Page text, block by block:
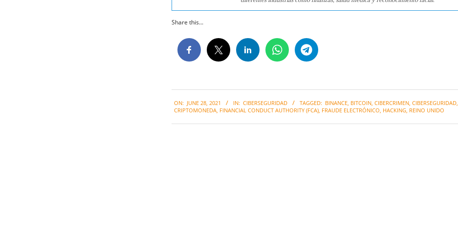
Share this...
06-
ON: JUNE 28, 2021 IN: CIBERSEGURIDAD TAGGED: BINANCE, BITCOIN, CIBERCRIMEN, CIBERSEGURIDAD,
CRIPTOMONEDA, FINANCIAL CONDUCT AUTHORITY (FCA), FRAUDE ELECTRÓNICO, HACKING, REINO UNIDO